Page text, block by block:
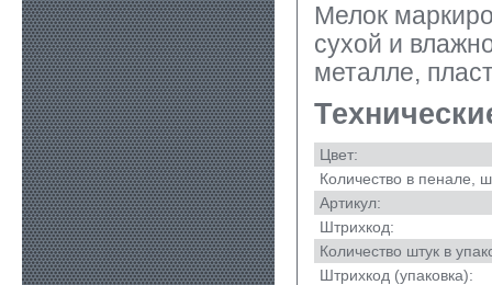
Мелок
сухой и
металле,
Цвет:
Количество в пенале,
Артикул:
Штрихкод:
Количество штук в
Штрихкод (упаковка):